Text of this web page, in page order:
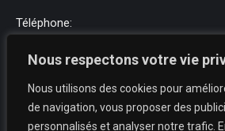
Nous respectons votre vie
Nous utilisons des cookies pour
de navigation, vous proposer des
personnalisés et analyser notre trafic.
Téléphone:
dataprint@dataprint.fr
Adresse: